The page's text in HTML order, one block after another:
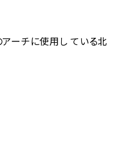
ーチに使用し ている北